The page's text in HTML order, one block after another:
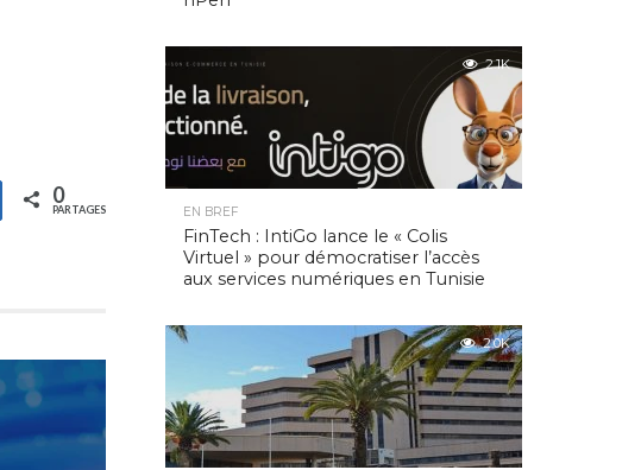
0
PARTAGES
2.1K
EN BREF
FinTech : IntiGo lance le « Colis
Virtuel » pour démocratiser l’accès
aux services numériques en Tunisie
2.0K